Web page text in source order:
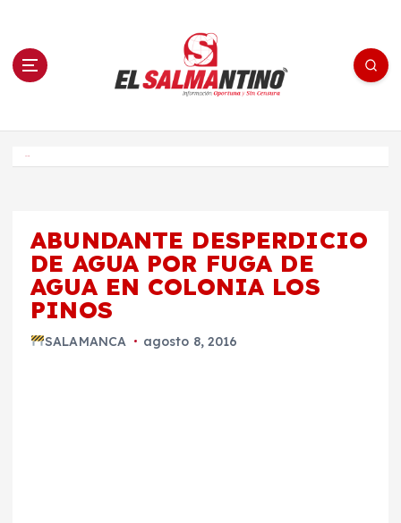
n El Salmantino - medios/noticias/editorial
ABUNDANTE DESPERDICIO
DE AGUA POR FUGA DE
AGUA EN COLONIA LOS
PINOS
SALAMANCA agosto 8, 2016